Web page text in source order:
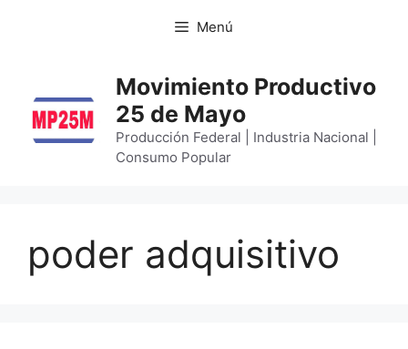
Menú
Movimiento Productivo
25 de Mayo
Producción Federal | Industria Nacional |
Consumo Popular
poder adquisitivo